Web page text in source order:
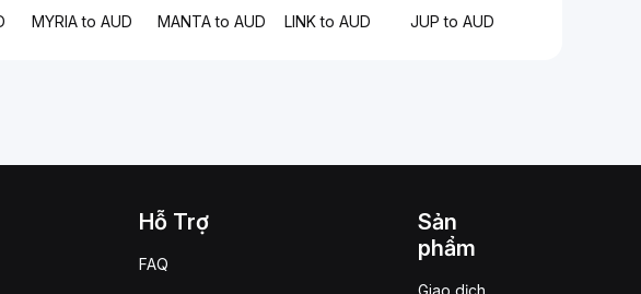
MYRIA to AUD MANTA to AUD LINK to AUD JUP to AUD
Hỗ Trợ
FAQ
Sản
phẩm
Giao dịch